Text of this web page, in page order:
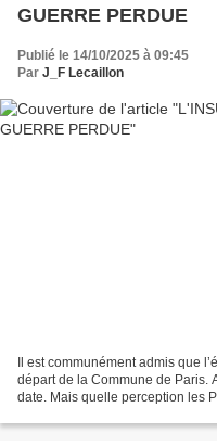
GUERRE PERDUE
Publié le 14/10/2025 à 09:45
Par J_F Lecaillon
Il est communément admis que
départ de la Commune de Paris.
date. Mais quelle perception les